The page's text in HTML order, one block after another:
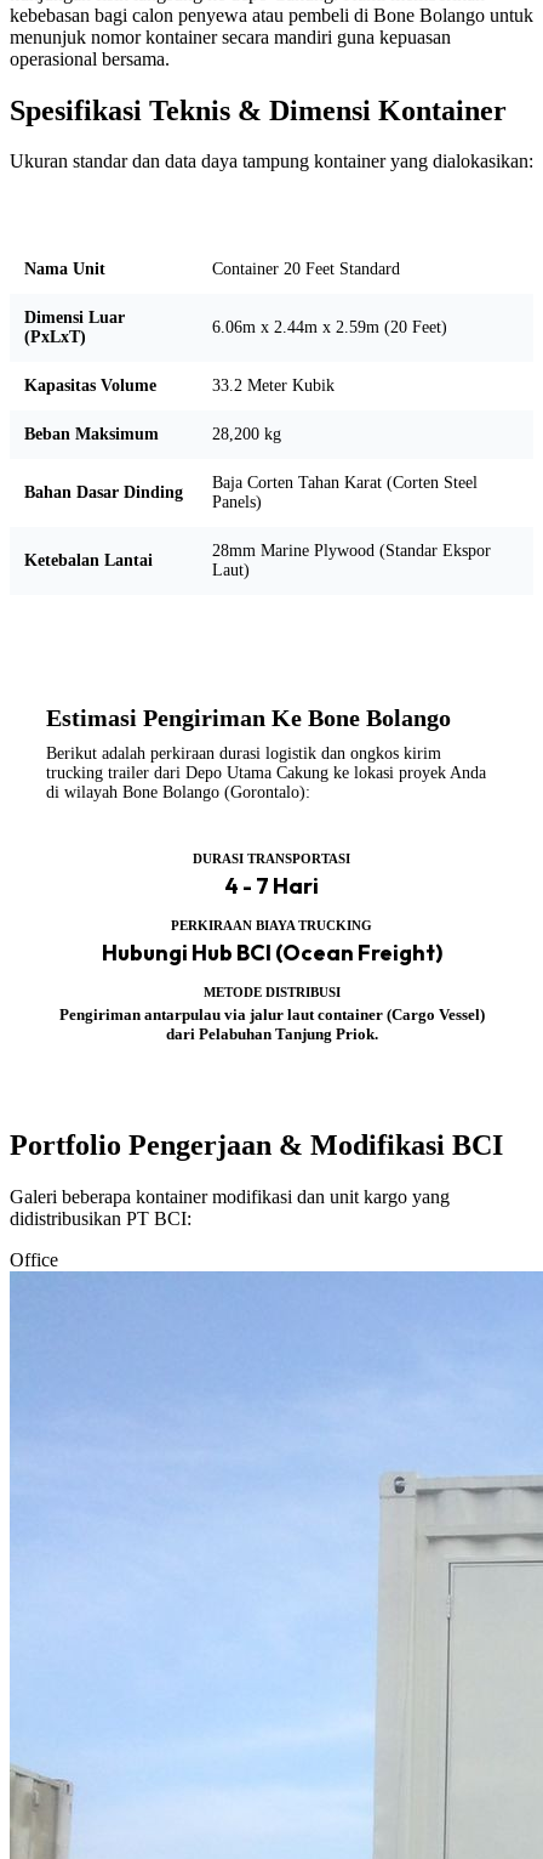
kebebasan bagi calon penyewa atau pembeli di Bone Bolango untuk
menunjuk nomor kontainer secara mandiri guna kepuasan
operasional bersama.
Spesifikasi Teknis & Dimensi Kontainer
Ukuran standar dan data daya tampung kontainer yang dialokasikan:
Nama Unit Container 20 Feet Standard
Dimensi Luar
(PxLxT)
6.06m x 2.44m x 2.59m (20 Feet)
Kapasitas Volume 33.2 Meter Kubik
Beban Maksimum 28,200 kg
Bahan Dasar Dinding
Baja Corten Tahan Karat (Corten Steel
Panels)
Ketebalan Lantai
28mm Marine Plywood (Standar Ekspor
Laut)
Estimasi Pengiriman Ke Bone Bolango
Berikut adalah perkiraan durasi logistik dan ongkos kirim
trucking trailer dari Depo Utama Cakung ke lokasi proyek Anda
di wilayah Bone Bolango (Gorontalo):
DURASI TRANSPORTASI
4 - 7 Hari
PERKIRAAN BIAYA TRUCKING
Hubungi Hub BCI (Ocean Freight)
METODE DISTRIBUSI
Pengiriman antarpulau via jalur laut container (Cargo Vessel)
dari Pelabuhan Tanjung Priok.
Portfolio Pengerjaan & Modifikasi BCI
Galeri beberapa kontainer modifikasi dan unit kargo yang
didistribusikan PT BCI:
Office